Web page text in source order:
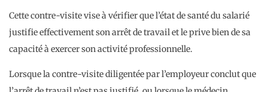
Cette contre-visite vise à vérifier que l’état de santé du salarié
justifie effectivement son arrêt de travail et le prive bien de sa
capacité à exercer son activité professionnelle.
Lorsque la contre-visite diligentée par l’employeur conclut que